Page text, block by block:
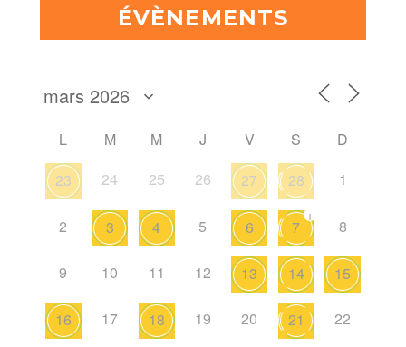
ÉVÈNEMENTS
L M M J V S
D
23
24 25 26 27 28 1
2 3 4 5 6 7
+
8
9 10 11 12 13 14 15
16 17 18 19 20 21 22